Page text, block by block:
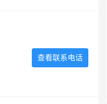
查看联系电话